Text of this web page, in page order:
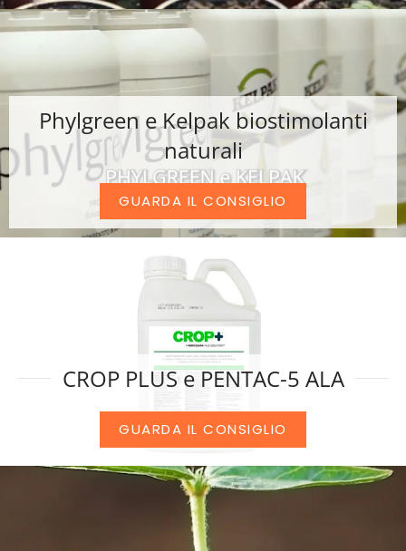
Phylgreen e Kelpak biostimolanti
naturali
GUARDA IL CONSIGLIO
CROP PLUS e PENTAC-5 ALA
GUARDA IL CONSIGLIO